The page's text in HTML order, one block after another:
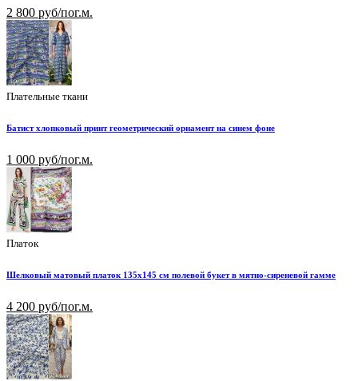
2 800 руб/пог.м.
Плательные ткани
Батист хлопковый принт геометрический орнамент на синем фоне
1 000 руб/пог.м.
Платок
Шелковый матовый платок 135х145 см полевой букет в мятно-сиреневой гамме
4 200 руб/пог.м.